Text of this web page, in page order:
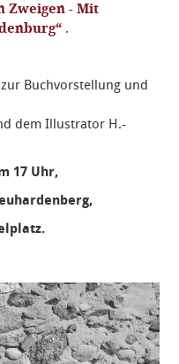
Zweigen - Mit
.
Buchvorstellung und
dem Illustrator H.-
17 Uhr,